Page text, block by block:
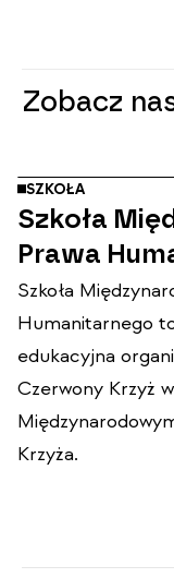
Zobacz
SZKOŁA
Szkoła
Prawa
Szkoła
Humanitarnego
edukacyjna
Czerwony Krzyż
Krzyża.